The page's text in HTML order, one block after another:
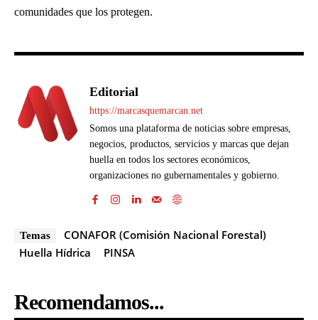
comunidades que los protegen.
Editorial
https://marcasquemarcan.net
Somos una plataforma de noticias sobre empresas,
negocios, productos, servicios y marcas que dejan
huella en todos los sectores económicos,
organizaciones no gubernamentales y gobierno.
Temas
CONAFOR (Comisión Nacional Forestal)
Huella Hídrica
PINSA
Recomendamos...